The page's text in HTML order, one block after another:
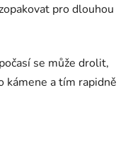
pro dlouhou
se může drolit,
kámene a tím rapidně